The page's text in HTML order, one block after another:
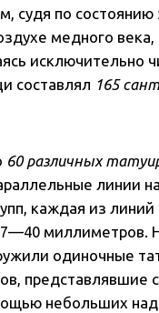
судя по
медного
исключительно
составлял 165
60 различных
линии
каждая из
миллиметров.
одиночные
представлявшие
небольших